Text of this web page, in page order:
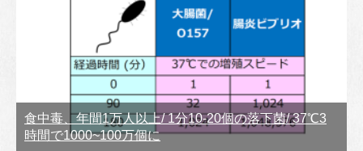
食中毒、年間1万人以上/ 1分10-20個の落下菌/ 37℃3
時間で1000~100万個に